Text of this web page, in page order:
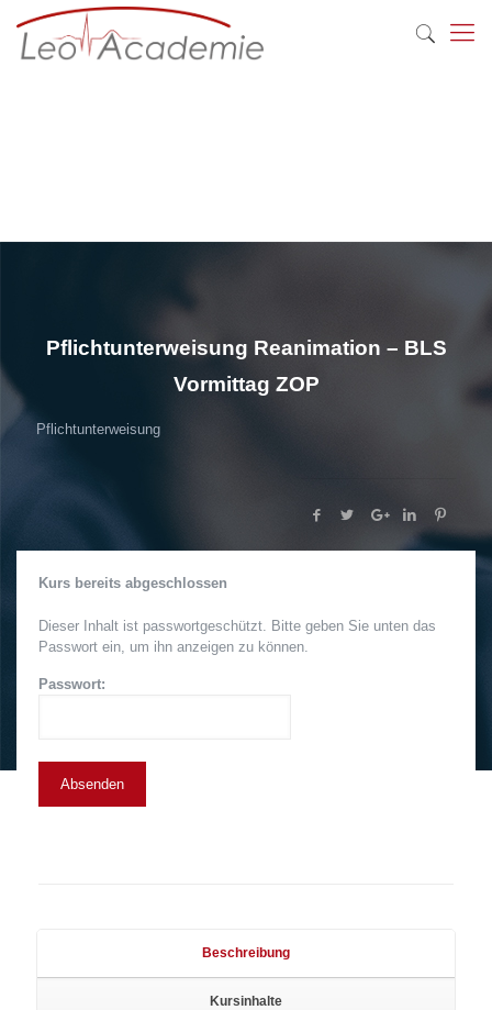
Pflichtunterweisung Reanimation – BLS
Vormittag ZOP
Pflichtunterweisung
Kurs bereits abgeschlossen
Dieser Inhalt ist passwortgeschützt. Bitte geben Sie unten das
Passwort ein, um ihn anzeigen zu können.
Passwort:
Beschreibung
Kursinhalte